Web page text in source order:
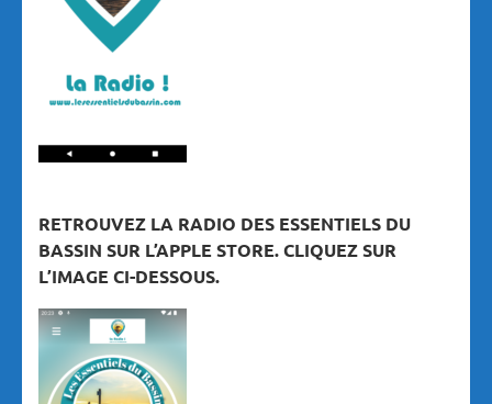
RETROUVEZ LA RADIO DES ESSENTIELS DU
BASSIN SUR L’APPLE STORE. CLIQUEZ SUR
L’IMAGE CI-DESSOUS.